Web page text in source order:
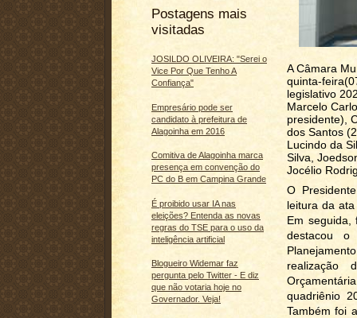
Postagens mais
visitadas
JOSILDO OLIVEIRA: "Serei o
Vice Por Que Tenho A
Confiança"
Empresário pode ser
candidato à prefeitura de
Alagoinha em 2016
Comitiva de Alagoinha marca
presença em convenção do
PC do B em Campina Grande
É proibido usar IA nas
eleições? Entenda as novas
regras do TSE para o uso da
inteligência artificial
Blogueiro Widemar faz
pergunta pelo Twitter - E diz
que não votaria hoje no
Governador. Veja!
A Câmara
quinta-
legislativo
Marcelo
presidente),
dos Santos
Lucindo da
Silva,
Jocélio
O
leitura da
Em seguida,
destacou
realização
quadriênio
Também foi